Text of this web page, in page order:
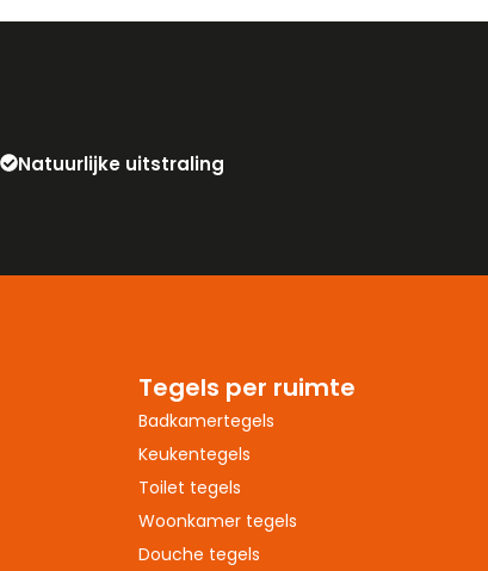
Natuurlijke uitstraling
Tegels per ruimte
Badkamertegels
Keukentegels
Toilet tegels
Woonkamer tegels
Douche tegels